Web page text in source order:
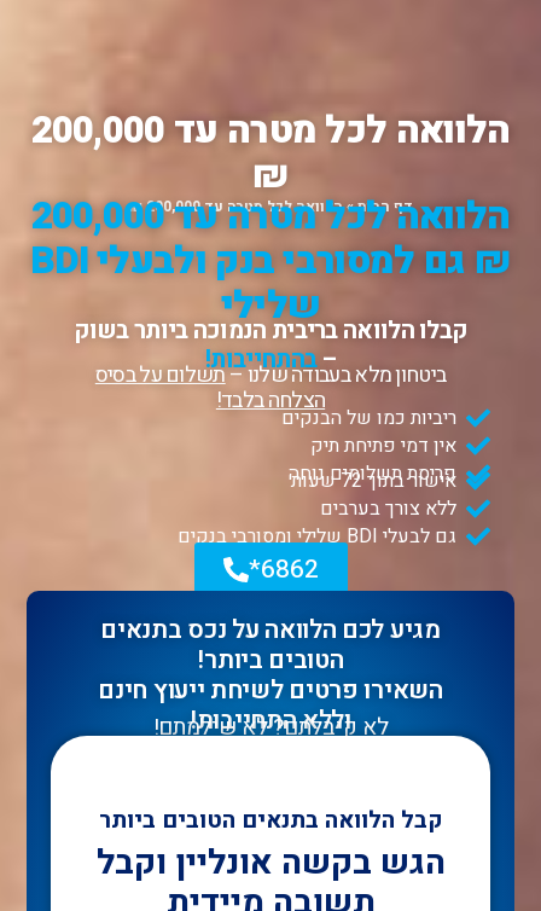
הלוואה לכל מטרה עד 200,000
₪
דף הבית»הלוואה לכל מטרה עד 200,000 ₪
הלוואה לכל מטרה עד 200,000
₪ גם למסורבי בנק ולבעלי BDI
שלילי
קבלו הלוואה בריבית הנמוכה ביותר בשוק
–בהתחייבות!
ביטחון מלא בעבודה שלנו –תשלום על בסיס
הצלחה בלבד!
ריביות כמו של הבנקים
אין דמי פתיחת תיק
פריסת תשלומים נוחה
אישור בתוך 72 שעות
ללא צורך בערבים
גם לבעלי BDI שלילי ומסורבי בנקים
6862*
מגיע לכם הלוואה על נכס בתנאים
הטובים ביותר!
השאירו פרטים לשיחת ייעוץ חינם
וללא התחייבות!
לא קיבלתם? לא שילמתם!
קבל הלוואה בתנאים הטובים ביותר
הגש בקשה אונליין וקבל